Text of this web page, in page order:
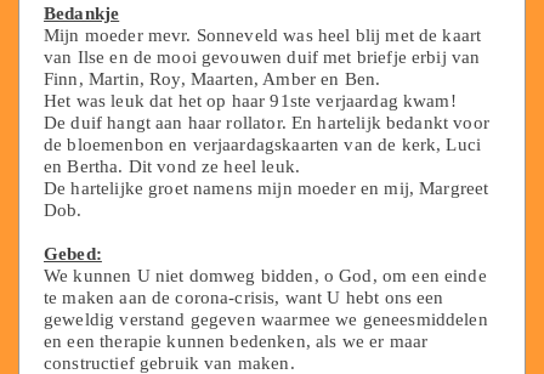
Bedankje
Mijn moeder mevr. Sonneveld was heel blij met de kaart
van Ilse en de mooi gevouwen duif met briefje erbij van
Finn, Martin, Roy, Maarten, Amber en Ben.
Het was leuk dat het op haar 91ste verjaardag kwam!
De duif hangt aan haar rollator. En hartelijk bedankt voor
de bloemenbon en verjaardagskaarten van de kerk, Luci
en Bertha. Dit vond ze heel leuk.
De hartelijke groet namens mijn moeder en mij, Margreet
Dob.
Gebed:
We kunnen U niet domweg bidden, o God, om een einde
te maken aan de corona-crisis, want U hebt ons een
geweldig verstand gegeven waarmee we geneesmiddelen
en een therapie kunnen bedenken, als we er maar
constructief gebruik van maken.